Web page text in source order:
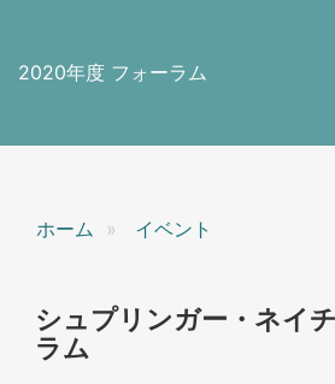
2020年度 フォーラム
ホーム イベント
シュプリンガー・ネイ
ラム